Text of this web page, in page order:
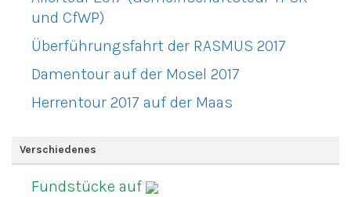
und CfWP)
Überführungsfahrt der RASMUS 2017
Damentour auf der Mosel 2017
Herrentour 2017 auf der Maas
Verschiedenes
Fundstücke auf